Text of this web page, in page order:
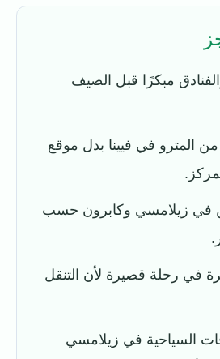
مبكرًا قبل الصيف
من المترو في فيينا بدل موقع
في زيلامسي وكابرون حسب
في رحلة قصيرة لأن التنقل
السياحية في زيلامسي